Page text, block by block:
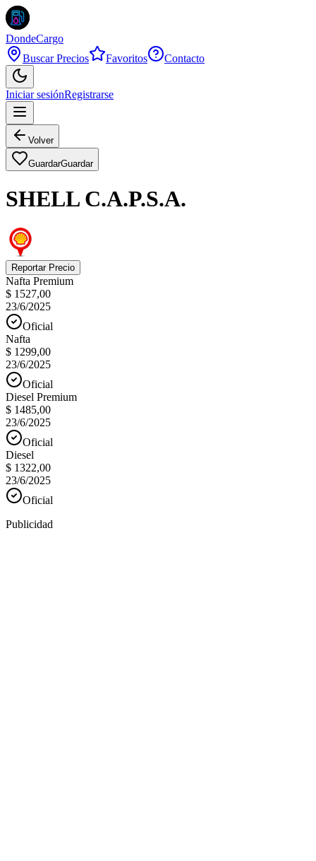
DondeCargo
Buscar Precios
Favoritos Contacto
Iniciar sesiónRegistrarse
Volver
GuardarGuardar
SHELL C.A.P.S.A.
Reportar Precio
Nafta Premium
$ 1527,00
23/6/2025
Oficial
Nafta
$ 1299,00
23/6/2025
Oficial
Diesel Premium
$ 1485,00
23/6/2025
Oficial
Diesel
$ 1322,00
23/6/2025
Oficial
Publicidad